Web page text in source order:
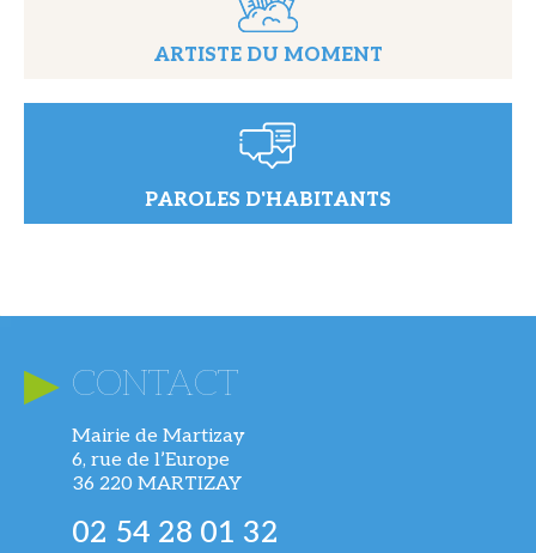
ARTISTE DU MOMENT
PAROLES D'HABITANTS
CONTACT
Mairie de Martizay
6, rue de l’Europe
36 220 MARTIZAY
02 54 28 01 32